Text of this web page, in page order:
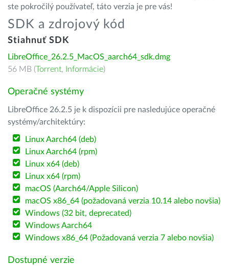
ste pokročilý používateľ, táto verzia je pre vás!
SDK a zdrojový kód
Stiahnuť SDK
LibreOffice_26.2.5_MacOS_aarch64_sdk.dmg
56 MB (Torrent, Informácie)
Operačné systémy
LibreOffice 26.2.5 je k dispozícii pre nasledujúce operačné
systémy/architektúry:
Linux Aarch64 (deb)
Linux Aarch64 (rpm)
Linux x64 (deb)
Linux x64 (rpm)
macOS (Aarch64/Apple Silicon)
macOS x86_64 (požadovaná verzia 10.14 alebo novšia)
Windows (32 bit, deprecated)
Windows Aarch64
Windows x86_64 (Požadovaná verzia 7 alebo novšia)
Dostupné verzie